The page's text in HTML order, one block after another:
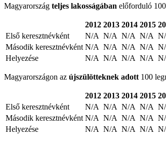
Magyarország teljes lakosságában előforduló
2012 2013 2014 2015
Első keresztnévként
N/A N/A N/A N/A
Második keresztnévként N/A N/A N/A N/A
Helyezése
N/A N/A N/A N/A
Magyarországon az újszülötteknek adott 100
2012 2013 2014 2015
Első keresztnévként
N/A N/A N/A N/A
Második keresztnévként N/A N/A N/A N/A
Helyezése
N/A N/A N/A N/A